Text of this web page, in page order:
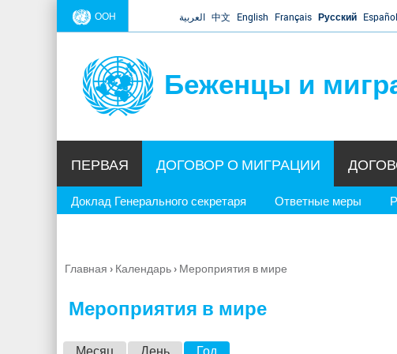
ООН العربية 中文 English Français Русский Español
Беженцы и
ПЕРВАЯ ДОГОВОР О МИГРАЦИИ
Доклад Генерального секретаря Ответные меры
Вы
Главная › Календарь› Мероприятия в мире
Мероприятия в мире